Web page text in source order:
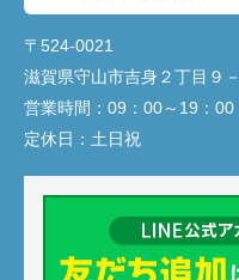
〒524-0021
滋賀県守山市吉身２丁目９
営業時間： 09：00～19：00
定休日： 土日祝